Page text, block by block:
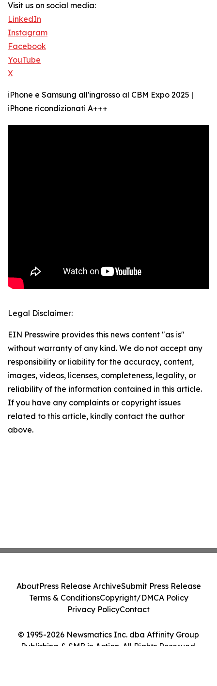
Visit us on social media:
LinkedIn
Instagram
Facebook
YouTube
X
iPhone e Samsung all'ingrosso al CBM Expo 2025 |
iPhone ricondizionati A+++
Legal Disclaimer:
EIN Presswire provides this news content "as is"
without warranty of any kind. We do not accept any
responsibility or liability for the accuracy, content,
images, videos, licenses, completeness, legality, or
reliability of the information contained in this article.
If you have any complaints or copyright issues
related to this article, kindly contact the author
above.
© 1995-2026 Newsmatics Inc. dba Affinity Group
Publishing & SMB in Action. All Rights Reserved.
AboutPress Release ArchiveSubmit Press Release
Terms & ConditionsCopyright/DMCA Policy
Privacy PolicyContact